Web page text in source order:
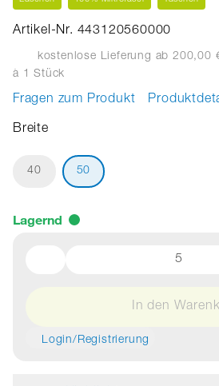
Artikel-Nr. 443120560000
kostenlose Lieferung ab 200,00
à 1 Stück
Fragen zum Produkt
Breite
40 50
Lagernd
In den
Login/Registrierung